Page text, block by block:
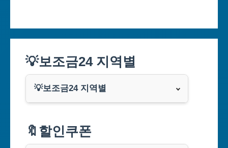
💡보조금24 지역별
💡보조금24 지역별
부산광역시
🔖할인쿠폰